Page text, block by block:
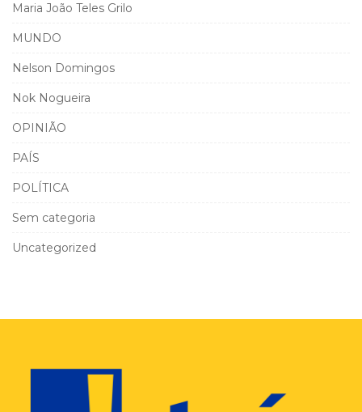
Maria João Teles Grilo
MUNDO
Nelson Domingos
Nok Nogueira
OPINIÃO
PAÍS
POLÍTICA
Sem categoria
Uncategorized